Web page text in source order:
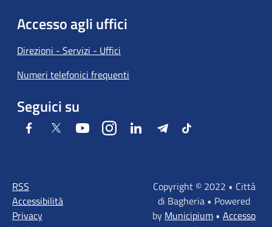
Accesso agli uffici
Direzioni - Servizi - Uffici
Numeri telefonici frequenti
Seguici su
Facebook Twitter YoutubeInstagramLinkedIn TelegramTiktok
RSS
Accessibilità
Privacy
Copyright © 2022 • Città
di Bagheria • Powered
by Municipium • Accesso